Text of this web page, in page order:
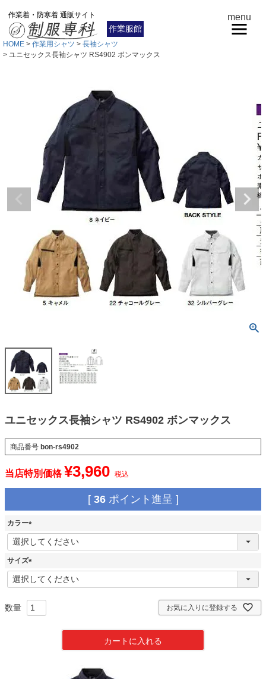
作業着・防寒着 通販サイト
作業服館
menu
HOME 作業用シャツ
長袖シャツ
ユニセックス長袖シャツ RS4902 ボンマックス
ユニセックス長袖シャツ RS4902 ボンマックス
商品番号 bon-rs4902
当店特別価格 ¥3,960 税込
[ 36 ポイント進呈 ]
カラー
(
必
須
サイズ
(
必
お気に入りに登録する
カートに入れる